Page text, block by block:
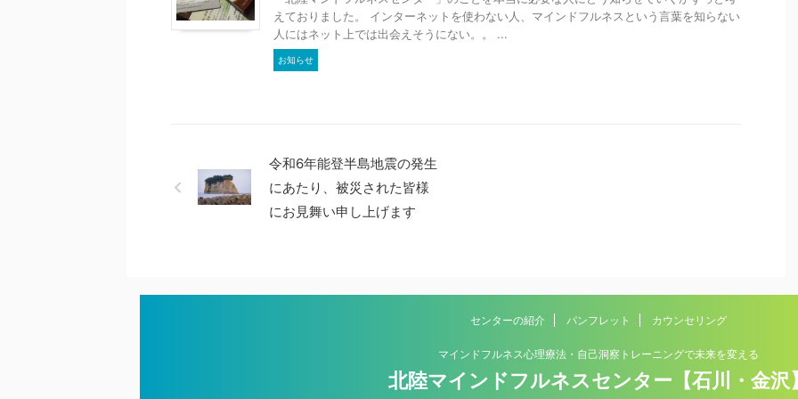
えておりました。 インターネットを使わない人、マインドフルネスという言葉を知らない
人にはネット上では出会えそうにない。。 ...
お知らせ
令和6年能登半島地震の発生
にあたり、被災された皆様
にお見舞い申し上げます
センターの紹介 パンフレット カウンセリング
マインドフルネス心理療法・自己洞察トレーニングで未来を変える
北陸マインドフルネスセンター【石川・金沢